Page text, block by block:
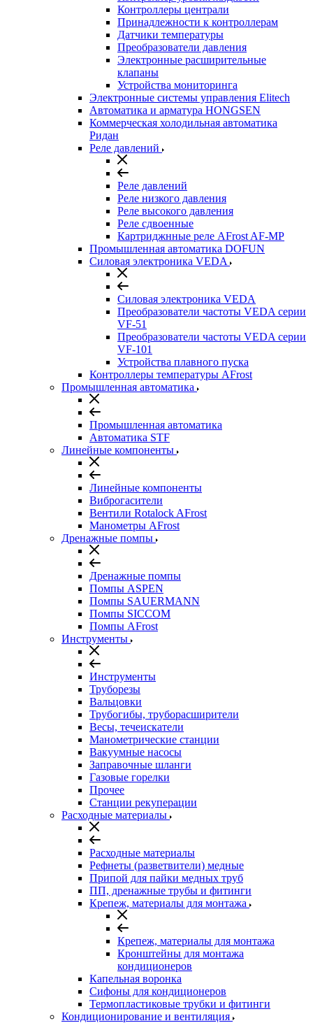
Контроллеры централи
Принадлежности к контроллерам
Датчики температуры
Преобразователи давления
Электронные расширительные
клапаны
Устройства мониторинга
Электронные системы управления Elitech
Автоматика и арматура HONGSEN
Коммерческая холодильная автоматика
Ридан
Реле давлений
Реле давлений
Реле низкого давления
Реле высокого давления
Реле сдвоенные
Картриджнные реле AFrost AF-MP
Промышленная автоматика DOFUN
Силовая электроника VEDA
Силовая электроника VEDA
Преобразователи частоты VEDA серии
VF-51
Преобразователи частоты VEDA серии
VF-101
Устройства плавного пуска
Контроллеры температуры AFrost
Промышленная автоматика
Промышленная автоматика
Автоматика STF
Линейные компоненты
Линейные компоненты
Виброгасители
Вентили Rotalock AFrost
Манометры AFrost
Дренажные помпы
Дренажные помпы
Помпы ASPEN
Помпы SAUERMANN
Помпы SICCOM
Помпы AFrost
Инструменты
Инструменты
Труборезы
Вальцовки
Трубогибы, труборасширители
Весы, течеискатели
Манометрические станции
Вакуумные насосы
Заправочные шланги
Газовые горелки
Прочее
Станции рекуперации
Расходные материалы
Расходные материалы
Рефнеты (разветвители) медные
Припой для пайки медных труб
ПП, дренажные трубы и фитинги
Крепеж, материалы для монтажа
Крепеж, материалы для монтажа
Кронштейны для монтажа
кондиционеров
Капельная воронка
Сифоны для кондиционеров
Термопластиковые трубки и фитинги
Кондиционирование и вентиляция